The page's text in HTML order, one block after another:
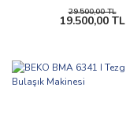
29.500,00 TL
19.500,00 TL